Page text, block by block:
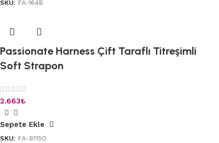
SKU: FA-164B
Passionate Harness Çift Taraflı Titreşimli
Soft Strapon
2.663₺
Sepete Ekle
SKU: FA-B1150